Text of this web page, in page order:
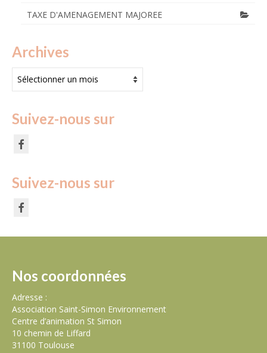
TAXE D'AMENAGEMENT MAJOREE
Archives
Suivez-nous sur
Suivez-nous sur
Nos coordonnées
Adresse :
Association Saint-Simon Environnement
Centre d’animation St Simon
10 chemin de Liffard
31100 Toulouse